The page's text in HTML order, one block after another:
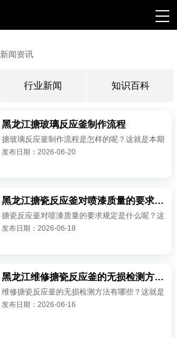
新闻资讯
行业新闻 知识百科
黑龙江搪玻璃反应釜制作流程
搪玻璃反应釜制作流程是怎样的呢？这就是本期
我们要为大家讲的相关问题了，请看下面对于此
发布日期：2026-06-20
黑龙江搪瓷反应釜对喷漆质量的要求规定
搪瓷反应釜对喷漆质量的要求规定是什么呢？这
就是本期我们要为大家讲的相关问题了，请看下
发布日期：2026-06-18
黑龙江维修搪瓷反应釜的无损检测方法有哪些？
维修搪瓷反应釜的无损检测方法有哪些？这就是
本期我们要为大家讲的相关问题了，具体请看下
发布日期：2026-06-16